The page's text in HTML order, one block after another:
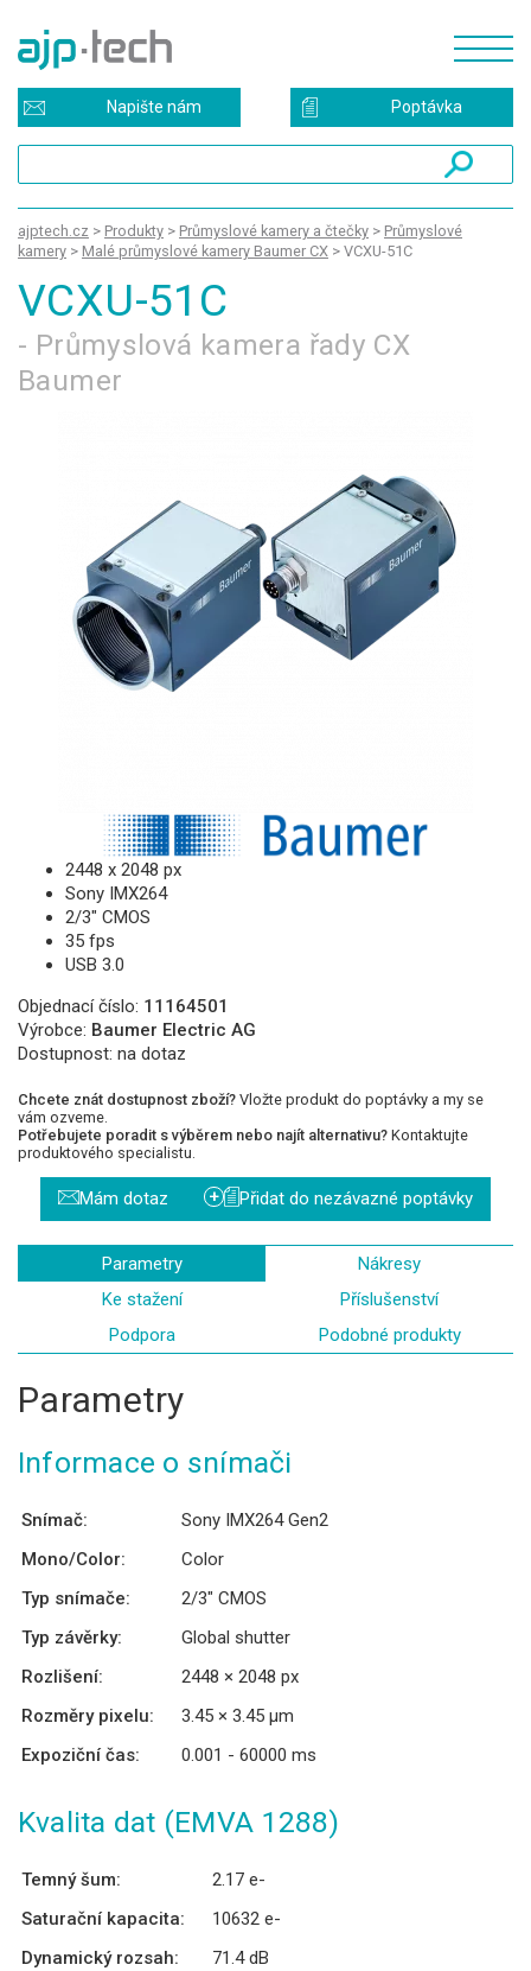
Poptávka
Napište nám
ajptech.cz > Produkty > Průmyslové kamery a čtečky > Průmyslové
kamery > Malé průmyslové kamery Baumer CX > VCXU-51C
VCXU-51C
- Průmyslová kamera řady CX
Baumer
2448 x 2048 px
Sony IMX264
2/3" CMOS
35 fps
USB 3.0
Objednací číslo: 11164501
Výrobce: Baumer Electric AG
Dostupnost: na dotaz
Chcete znát dostupnost zboží? Vložte produkt do poptávky a my se
vám ozveme.
Potřebujete poradit s výběrem nebo najít alternativu? Kontaktujte
produktového specialistu.
Mám dotaz + Přidat do nezávazné poptávky
Parametry
Nákresy
Ke stažení
Příslušenství
Podpora
Podobné produkty
Parametry
Informace o snímači
Snímač:
Sony IMX264 Gen2
Mono/Color:
Color
Typ snímače:
2/3″ CMOS
Typ závěrky:
Global shutter
Rozlišení:
2448 × 2048 px
Rozměry pixelu:
3.45 × 3.45 µm
Expoziční čas:
0.001 - 60000 ms
Kvalita dat (EMVA 1288)
Temný šum:
2.17 e-
Saturační kapacita:
10632 e-
Dynamický rozsah:
71.4 dB